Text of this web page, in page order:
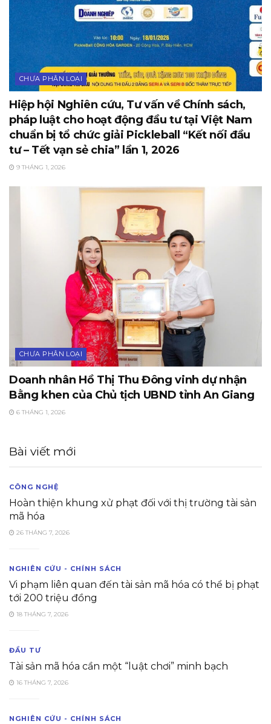
CHƯA PHÂN LOẠI
Hiệp hội Nghiên cứu, Tư vấn về Chính sách,
pháp luật cho hoạt động đầu tư tại Việt Nam
chuẩn bị tổ chức giải Pickleball “Kết nối đầu
tư – Tết vạn sẻ chia” lần 1, 2026
9 THÁNG 1, 2026
CHƯA PHÂN LOẠI
Doanh nhân Hồ Thị Thu Đông vinh dự nhận
Bằng khen của Chủ tịch UBND tỉnh An Giang
6 THÁNG 1, 2026
Bài viết mới
CÔNG NGHỆ
Hoàn thiện khung xử phạt đối với thị trường tài sản
mã hóa
26 THÁNG 7, 2026
NGHIÊN CỨU - CHÍNH SÁCH
Vi phạm liên quan đến tài sản mã hóa có thể bị phạt
tới 200 triệu đồng
18 THÁNG 7, 2026
ĐẦU TƯ
Tài sản mã hóa cần một “luật chơi” minh bạch
16 THÁNG 7, 2026
NGHIÊN CỨU - CHÍNH SÁCH